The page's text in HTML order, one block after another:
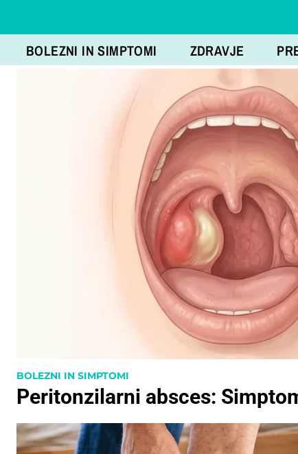
BOLEZNI IN SIMPTOMI ZDRAVJE
BOLEZNI IN SIMPTOMI
Peritonzilarni absces: